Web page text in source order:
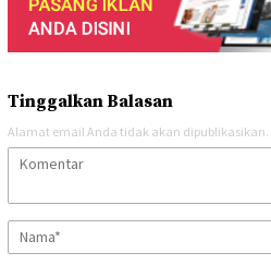
Tinggalkan Balasan
Alamat email Anda tidak akan dipublikasikan.